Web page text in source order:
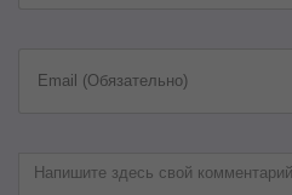
Email (Обязательно)